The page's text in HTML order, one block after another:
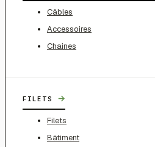
Câbles
Accessoires
Chaines
FILETS →
Filets
Bâtiment